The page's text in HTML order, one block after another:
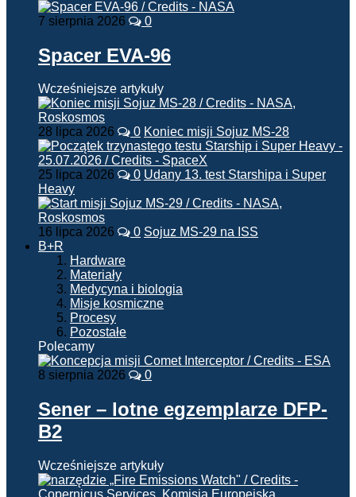
7 sierpnia 2026 0
Spacer EVA-96
Wcześniejsze artykuły
28 lipca 2026 0 Koniec misji Sojuz MS-28
25 lipca 2026 0 Udany 13. test Starshipa i Super
Heavy
16 lipca 2026 0 Sojuz MS-29 na ISS
B+R
Hardware
Materiały
Medycyna i biologia
Misje kosmiczne
Procesy
Pozostałe
Polecamy
8 sierpnia 2026 0
Sener – lotne egzemplarze DFP-
B2
Wcześniejsze artykuły